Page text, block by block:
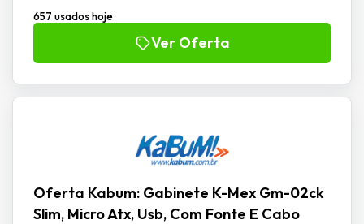
657 usados hoje
Ver Oferta
Oferta Kabum: Gabinete K-Mex Gm-02ck
Slim, Micro Atx, Usb, Com Fonte E Cabo